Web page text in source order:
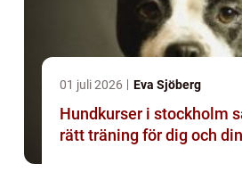
01 juli 2026 Eva Sjöberg
Hundkurser i stockholm så hittar du
rätt träning för dig och